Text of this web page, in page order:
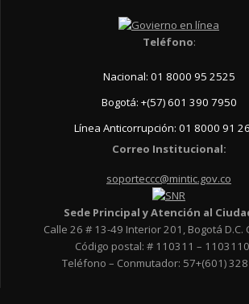
Teléfono:
Nacional: 01 8000 95 2525
Bogotá: +(57) 601 390 7950
Línea Anticorrupción: 01 8000 91
Correo Institucional:
soporteccc@mintic.gov.co
Sede Principal y Atención al
Calle 26 # 13-49 Interior 201, Bogotá D.C.
Código postal: # 110311 –
Teléfono – Conmutador: 57+(601)